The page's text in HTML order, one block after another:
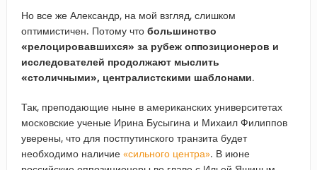
Но все же Александр, на мой взгляд, слишком
оптимистичен. Потому что большинство
«релоцировавшихся» за рубеж оппозиционеров и
исследователей продолжают мыслить
«столичными», централистскими шаблонами.
Так, преподающие ныне в американских университетах
московские ученые Ирина Бусыгина и Михаил Филиппов
уверены, что для постпутинского транзита будет
необходимо наличие «сильного центра». В июне